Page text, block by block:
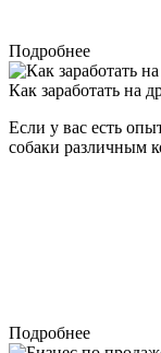
Подробнее
Как заработать на
Если у вас есть
собаки различным
Подробнее